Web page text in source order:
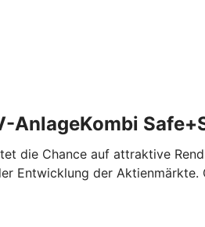
AnlageKombi
die Chance auf attraktive
Entwicklung der